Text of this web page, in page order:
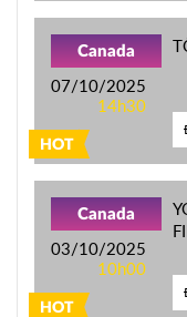
HOT
Canada
07/10/2025
14h30
HOT
Canada
03/10/2025
10h00